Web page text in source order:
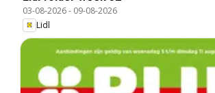
03-08-2026- 09-08-2026
Lidl